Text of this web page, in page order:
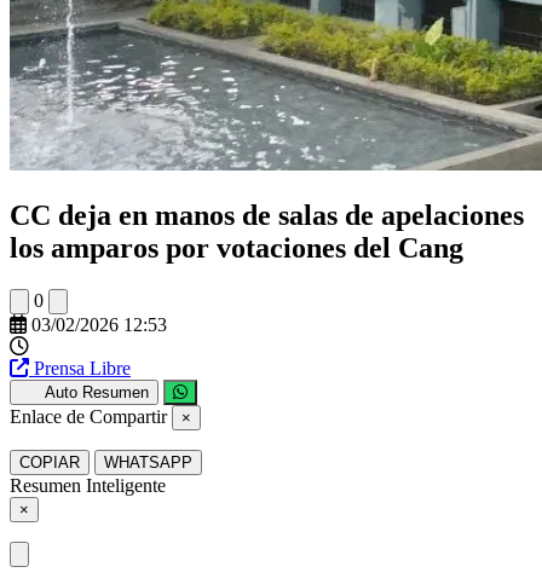
CC deja en manos de salas de apelaciones
los amparos por votaciones del Cang
0
03/02/2026 12:53
Prensa Libre
Auto Resumen
Enlace de Compartir ×
COPIAR WHATSAPP
Resumen Inteligente
×